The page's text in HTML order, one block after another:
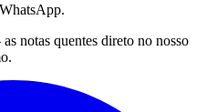
notas quentes direto no nosso